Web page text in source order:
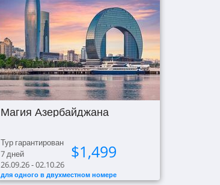
Магия Азербайджана
$1,499
для одного в двухместном номере
Тур гарантирован
26.09.26 - 02.10.26
7дней